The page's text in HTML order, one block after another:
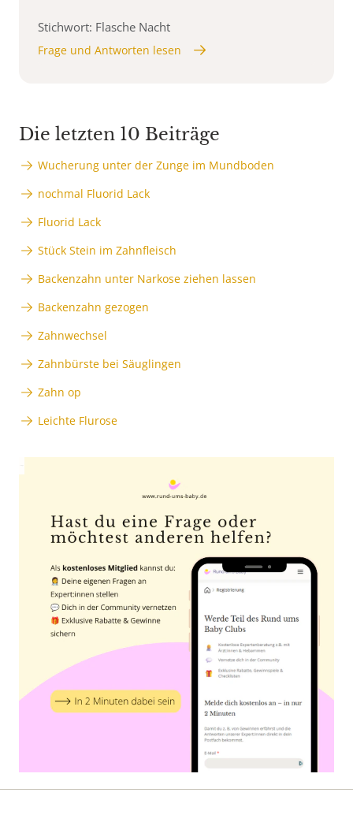
Stichwort: Flasche Nacht
Frage und Antworten lesen
Die letzten 10 Beiträge
Wucherung unter der Zunge im Mundboden
nochmal Fluorid Lack
Fluorid Lack
Stück Stein im Zahnfleisch
Backenzahn unter Narkose ziehen lassen
Backenzahn gezogen
Zahnwechsel
Zahnbürste bei Säuglingen
Zahn op
Leichte Flurose